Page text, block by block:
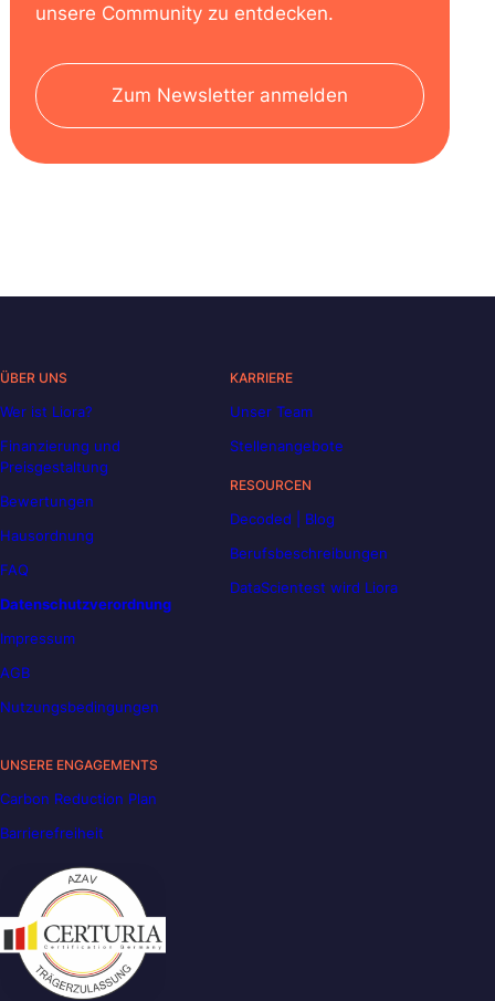
unsere Community zu entdecken.
Zum Newsletter anmelden
ÜBER UNS
Wer ist Liora?
Finanzierung und
Preisgestaltung
Bewertungen
Hausordnung
FAQ
Datenschutzverordnung
Impressum
AGB
Nutzungsbedingungen
KARRIERE
Unser Team
Stellenangebote
RESOURCEN
Decoded | Blog
Berufsbeschreibungen
DataScientest wird Liora
UNSERE ENGAGEMENTS
Carbon Reduction Plan
Barrierefreiheit